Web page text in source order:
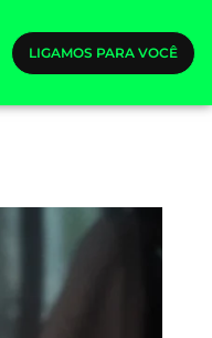
LIGAMOS PARA VOCÊ